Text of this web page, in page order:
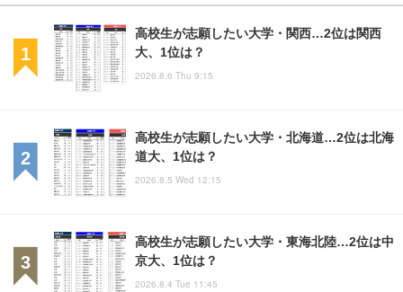
高校生が志願したい大学・関西…2位は関西
大、1位は？
2026.8.6 Thu 9:15
高校生が志願したい大学・北海道…2位は北海
道大、1位は？
2026.8.5 Wed 12:15
高校生が志願したい大学・東海北陸…2位は中
京大、1位は？
2026.8.4 Tue 11:45